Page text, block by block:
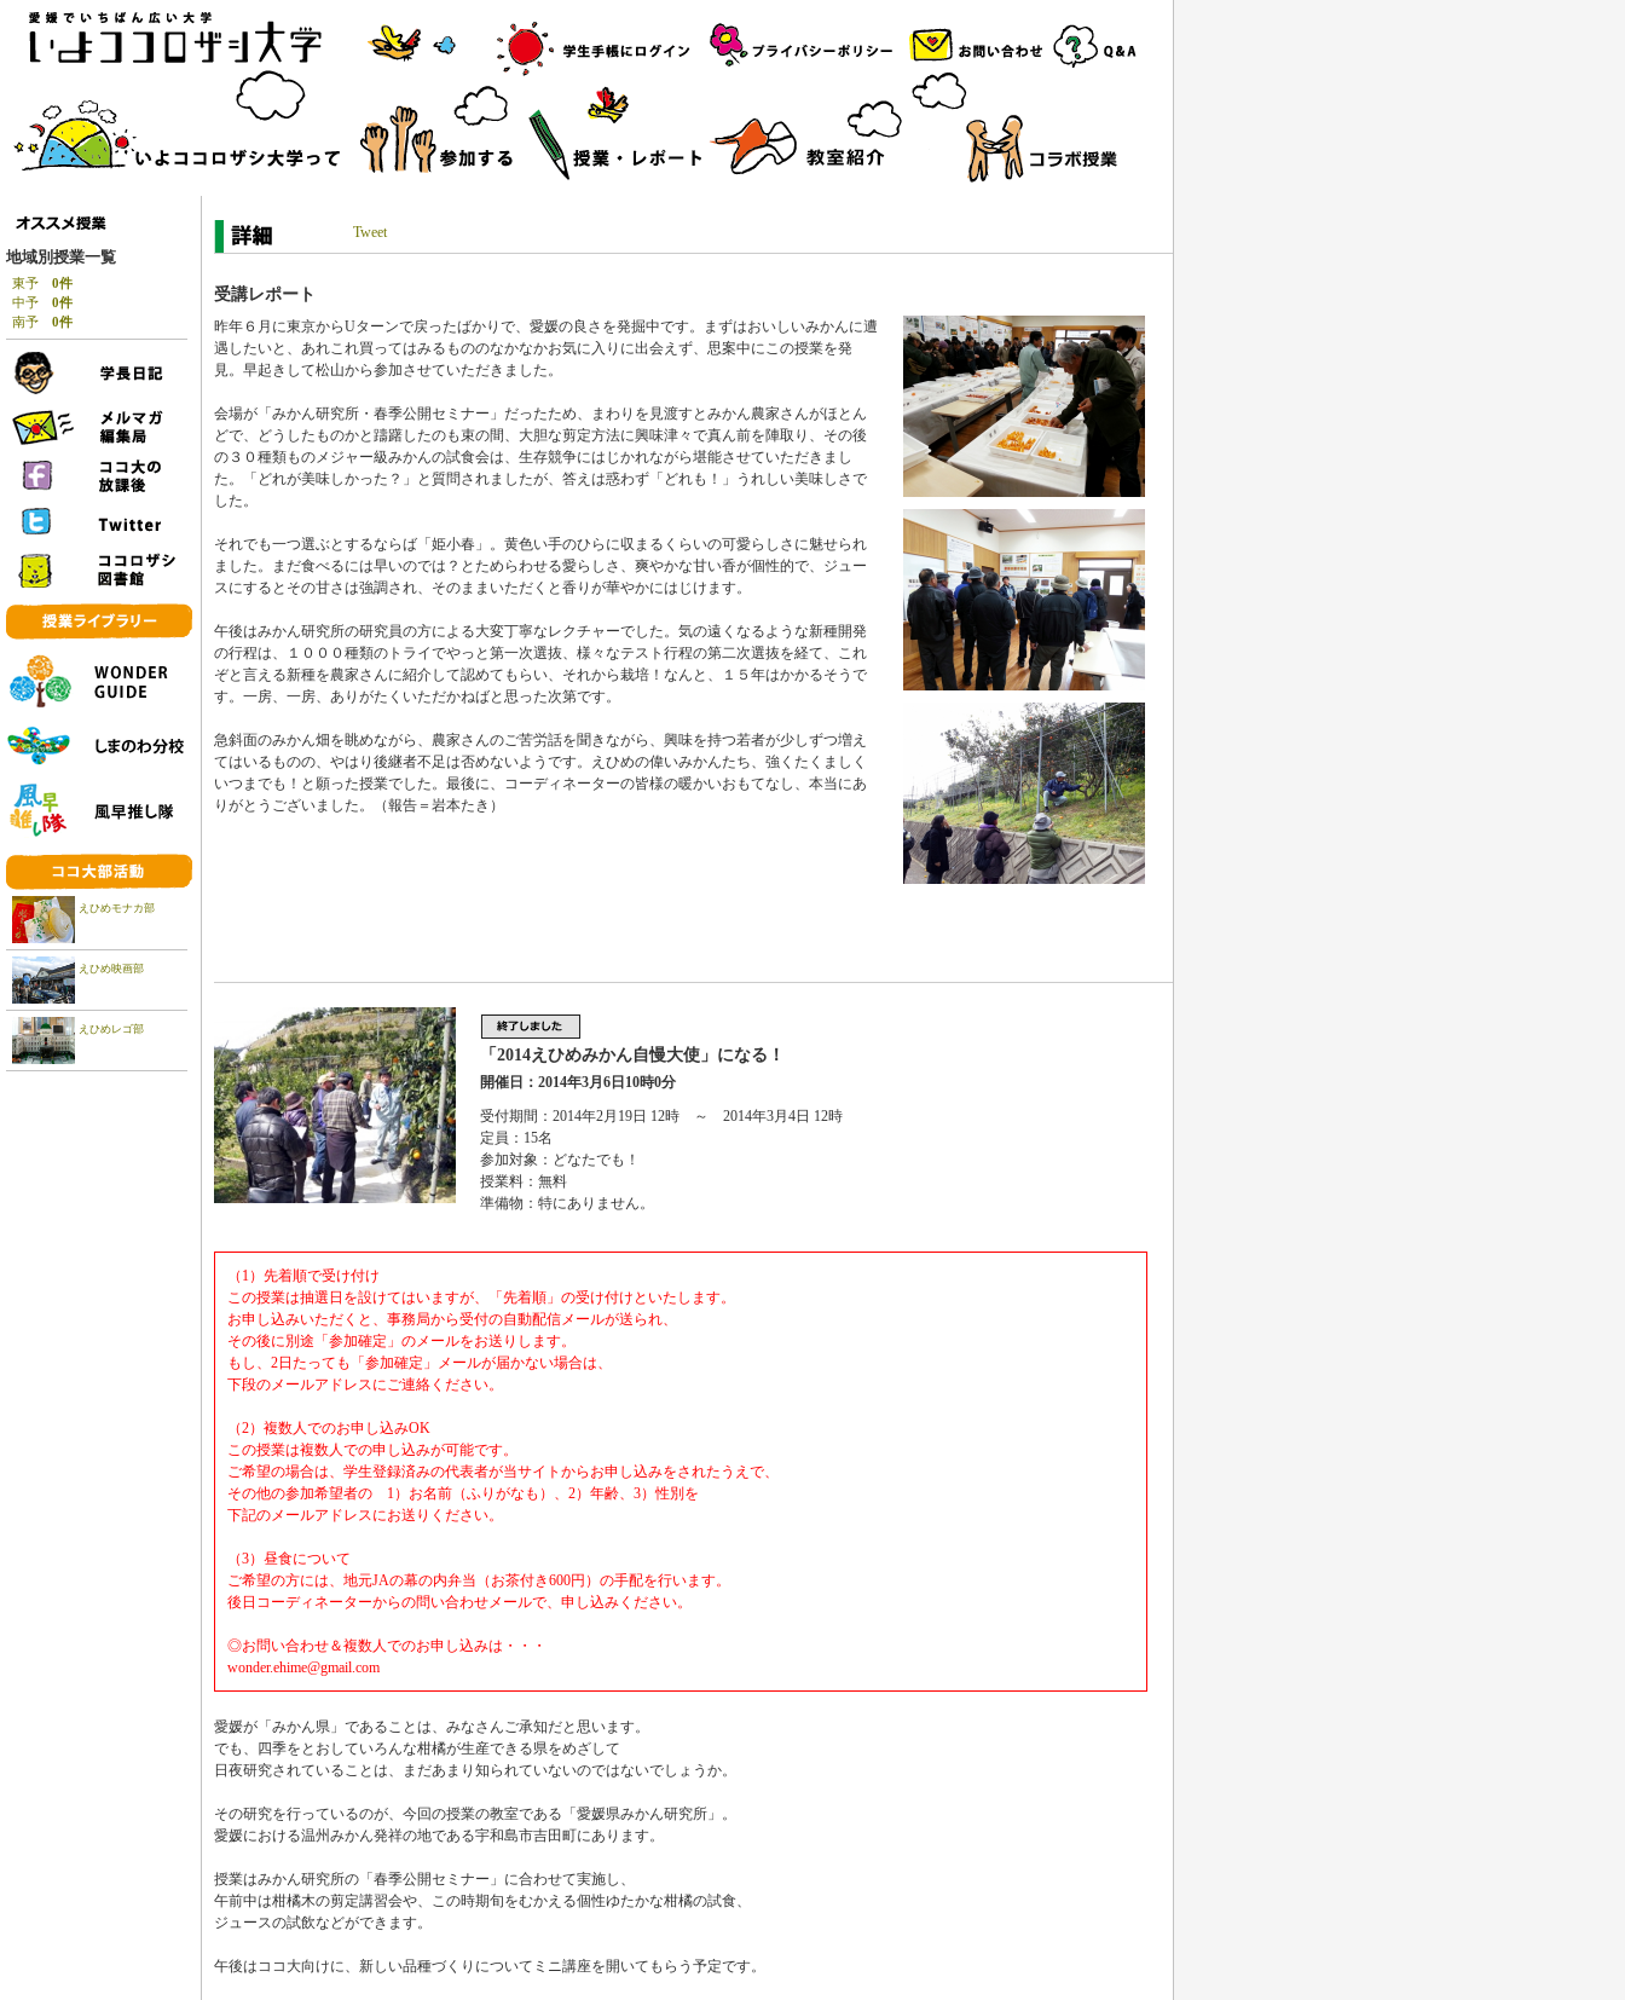
地域別授業一覧
東予 0件
中予 0件
南予 0件
えひめモナカ部
えひめ映画部
えひめレゴ部
Tweet
受講レポート
昨年６月に東京からUターンで戻ったばかりで、愛媛の良さを発掘中です。まずはおいしいみかんに遭
遇したいと、あれこれ買ってはみるもののなかなかお気に入りに出会えず、思案中にこの授業を発
見。早起きして松山から参加させていただきました。
会場が「みかん研究所・春季公開セミナー」だったため、まわりを見渡すとみかん農家さんがほとん
どで、どうしたものかと躊躇したのも束の間、大胆な剪定方法に興味津々で真ん前を陣取り、その後
の３０種類ものメジャー級みかんの試食会は、生存競争にはじかれながら堪能させていただきまし
た。「どれが美味しかった？」と質問されましたが、答えは惑わず「どれも！」うれしい美味しさで
した。
それでも一つ選ぶとするならば「姫小春」。黄色い手のひらに収まるくらいの可愛らしさに魅せられ
ました。まだ食べるには早いのでは？とためらわせる愛らしさ、爽やかな甘い香が個性的で、ジュー
スにするとその甘さは強調され、そのままいただくと香りが華やかにはじけます。
午後はみかん研究所の研究員の方による大変丁寧なレクチャーでした。気の遠くなるような新種開発
の行程は、１０００種類のトライでやっと第一次選抜、様々なテスト行程の第二次選抜を経て、これ
ぞと言える新種を農家さんに紹介して認めてもらい、それから栽培！なんと、１５年はかかるそうで
す。一房、一房、ありがたくいただかねばと思った次第です。
急斜面のみかん畑を眺めながら、農家さんのご苦労話を聞きながら、興味を持つ若者が少しずつ増え
てはいるものの、やはり後継者不足は否めないようです。えひめの偉いみかんたち、強くたくましく
いつまでも！と願った授業でした。最後に、コーディネーターの皆様の暖かいおもてなし、本当にあ
りがとうございました。（報告＝岩本たき）
「2014えひめみかん自慢大使」になる！
開催日：2014年3月6日10時0分
受付期間：2014年2月19日 12時 ～ 2014年3月4日 12時
定員：15名
参加対象：どなたでも！
授業料：無料
準備物：特にありません。
（1）先着順で受け付け
この授業は抽選日を設けてはいますが、「先着順」の受け付けといたします。
お申し込みいただくと、事務局から受付の自動配信メールが送られ、
その後に別途「参加確定」のメールをお送りします。
もし、2日たっても「参加確定」メールが届かない場合は、
下段のメールアドレスにご連絡ください。
（2）複数人でのお申し込みOK
この授業は複数人での申し込みが可能です。
ご希望の場合は、学生登録済みの代表者が当サイトからお申し込みをされたうえで、
その他の参加希望者の 1）お名前（ふりがなも）、2）年齢、3）性別を
下記のメールアドレスにお送りください。
（3）昼食について
ご希望の方には、地元JAの幕の内弁当（お茶付き600円）の手配を行います。
後日コーディネーターからの問い合わせメールで、申し込みください。
◎お問い合わせ＆複数人でのお申し込みは・・・
wonder.ehime@gmail.com
愛媛が「みかん県」であることは、みなさんご承知だと思います。
でも、四季をとおしていろんな柑橘が生産できる県をめざして
日夜研究されていることは、まだあまり知られていないのではないでしょうか。
その研究を行っているのが、今回の授業の教室である「愛媛県みかん研究所」。
愛媛における温州みかん発祥の地である宇和島市吉田町にあります。
授業はみかん研究所の「春季公開セミナー」に合わせて実施し、
午前中は柑橘木の剪定講習会や、この時期旬をむかえる個性ゆたかな柑橘の試食、
ジュースの試飲などができます。
午後はココ大向けに、新しい品種づくりについてミニ講座を開いてもらう予定です。